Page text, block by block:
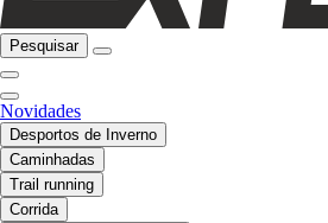
Pesquisar
Novidades
Desportos de Inverno
Caminhadas
Trail running
Corrida